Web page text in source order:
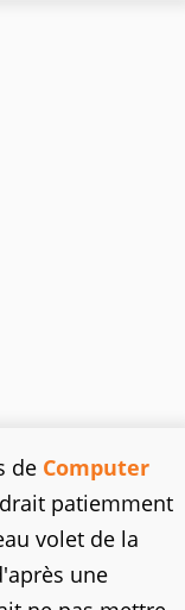
de Computer
patiemment
volet de la
une